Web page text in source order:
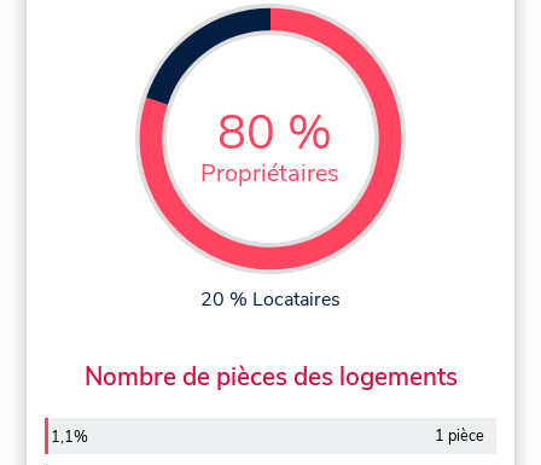
80 %
Propriétaires
20 % Locataires
Nombre de pièces des logements
1,1% 1 pièce